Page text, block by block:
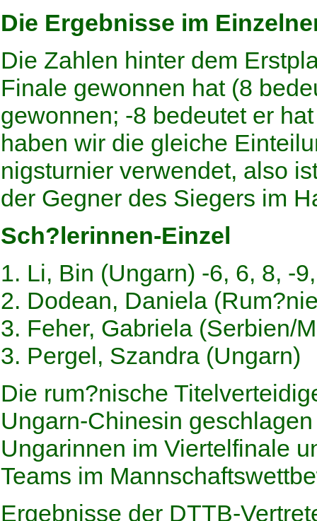
Die Ergebnisse im
Die Zahlen hinter dem
Finale gewonnen hat (8
gewonnen; -8 bedeutet er
haben wir die gleiche
nigsturnier verwendet, also
der Gegner des Siegers im
Sch?lerinnen-Einzel
1. Li, Bin (Ungarn) -6, 6, 8, -
2. Dodean, Daniela
3. Feher, Gabriela (Serbien/
3. Pergel, Szandra (Ungarn)
Die rum?nische
Ungarn-Chinesin
Ungarinnen im Viertelfinale
Teams im
Ergebnisse der DTTB-